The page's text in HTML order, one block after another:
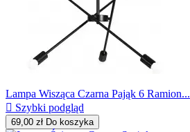
Lampa Wisząca Czarna Pająk 6 Ramion...
 Szybki podgląd
69,00 zł Do koszyka